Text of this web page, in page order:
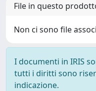
File in questo
Non ci sono file
I documenti in IRIS
tutti i diritti sono
indicazione.